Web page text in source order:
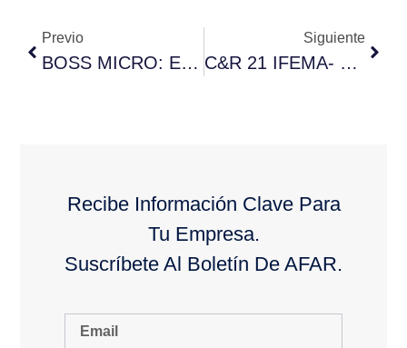
Previo
BOSS MICRO: EL JEFE DE LOS SISTEMAS PEQUEÑOS
Siguiente
C&R 21 IFEMA- FERIA DE LA CLIMATIZACION Y LA REFRIGERACION
Recibe Información Clave Para
Tu Empresa.
Suscríbete Al Boletín De AFAR.